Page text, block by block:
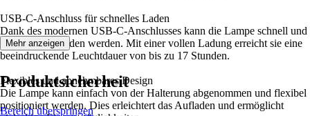
USB-C-Anschluss für schnelles Laden
Dank des modernen USB-C-Anschlusses kann die Lampe schnell und
bequem aufgeladen werden. Mit einer vollen Ladung erreicht sie eine
beeindruckende Leuchtdauer von bis zu 17 Stunden.
Flexibles und abnehmbares Design
Die Lampe kann einfach von der Halterung abgenommen und flexibel
positioniert werden. Dies erleichtert das Aufladen und ermöglicht
Mehr anzeigen
Produktsicherheit
Bereich überspringen